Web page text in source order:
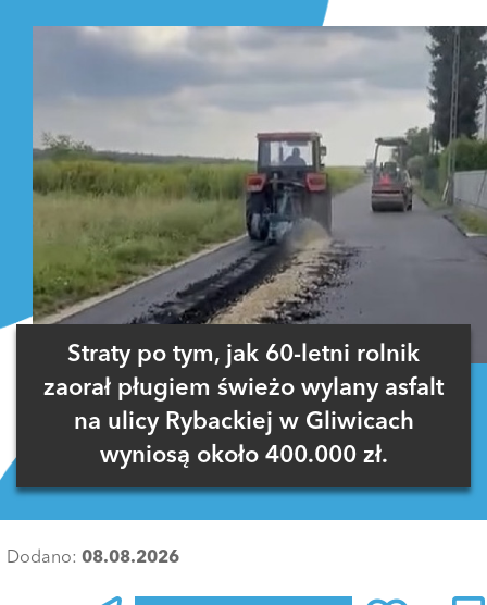
Straty po tym, jak 60-letni rolnik
zaorał pługiem świeżo wylany asfalt
na ulicy Rybackiej w Gliwicach
wyniosą około 400.000 zł.
Dodano: 08.08.2026